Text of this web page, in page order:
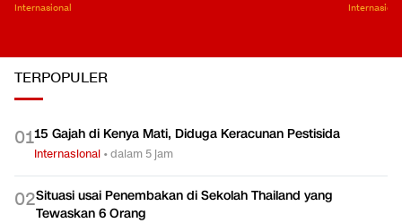
Internasional
TERPOPULER
0115 Gajah di Kenya Mati, Diduga Keracunan Pestisida
Internasional •dalam 5 jam
02Situasi usai Penembakan di Sekolah Thailand yang
Tewaskan 6 Orang